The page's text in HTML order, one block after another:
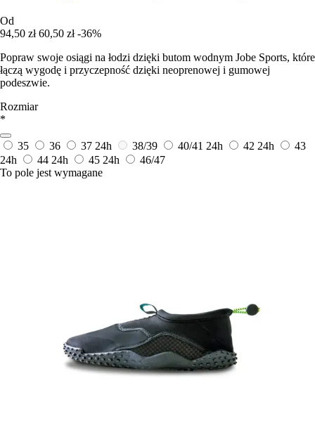
Od
94,50 zł 60,50 zł -36%
Popraw swoje osiągi na łodzi dzięki butom wodnym Jobe Sports, które
łączą wygodę i przyczepność dzięki neoprenowej i gumowej
podeszwie.
Rozmiar
*
35 36 37 24h 38/39 40/41 24h 42 24h
43
24h
44 24h 45 24h
46/47
To pole jest wymagane